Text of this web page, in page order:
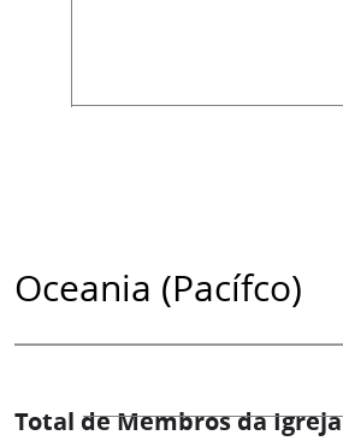
Oceania (Pacífco)
Total de Membros da Igreja